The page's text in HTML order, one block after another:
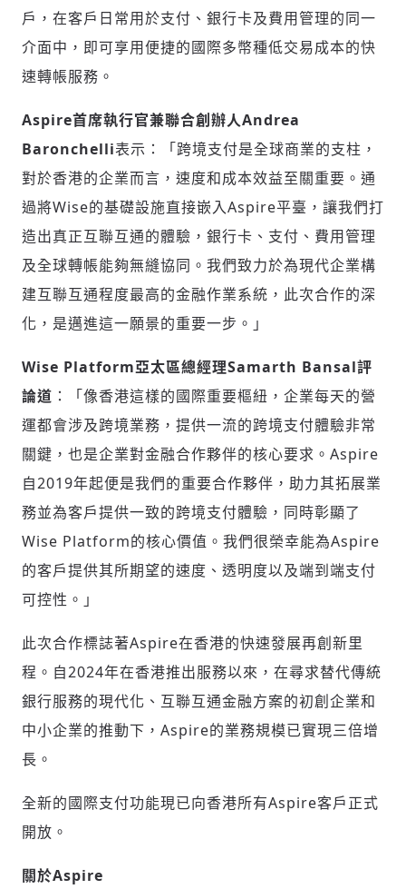
登入或註冊
歡迎您加入《旭時報》
掌握國際政經脈動
輸入 Email 驗證碼
請輸入發送到
的驗證碼
(十分鐘內有效)
戶，在客戶日常用於支付、銀行卡及費用管理的同一
介面中，即可享用便捷的國際多幣種低交易成本的快
速轉帳服務。
Aspire首席執行官兼聯合創辦人Andrea
Baronchelli表示：「跨境支付是全球商業的支柱，
對於香港的企業而言，速度和成本效益至關重要。通
過將Wise的基礎設施直接嵌入Aspire平臺，讓我們打
造出真正互聯互通的體驗，銀行卡、支付、費用管理
及全球轉帳能夠無縫協同。我們致力於為現代企業構
建互聯互通程度最高的金融作業系統，此次合作的深
化，是邁進這一願景的重要一步。」
Wise Platform亞太區總經理Samarth Bansal評
論道 ：「像香港這樣的國際重要樞紐，企業每天的營
運都會涉及跨境業務，提供一流的跨境支付體驗非常
關鍵，也是企業對金融合作夥伴的核心要求。Aspire
自2019年起便是我們的重要合作夥伴，助力其拓展業
務並為客戶提供一致的跨境支付體驗，同時彰顯了
Wise Platform的核心價值。我們很榮幸能為Aspire
的客戶提供其所期望的速度、透明度以及端到端支付
可控性。」
此次合作標誌著Aspire在香港的快速發展再創新里
程。自2024年在香港推出服務以來，在尋求替代傳統
銀行服務的現代化、互聯互通金融方案的初創企業和
中小企業的推動下，Aspire的業務規模已實現三倍增
長。
全新的國際支付功能現已向香港所有Aspire客戶正式
開放。
關於Aspire